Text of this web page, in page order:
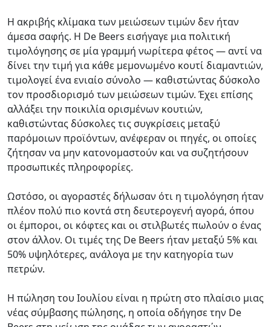
Η ακριβής κλίμακα των μειώσεων τιμών δεν ήταν
άμεσα σαφής. Η De Beers εισήγαγε μια πολιτική
τιμολόγησης σε μία γραμμή νωρίτερα φέτος — αντί να
δίνει την τιμή για κάθε μεμονωμένο κουτί διαμαντιών,
τιμολογεί ένα ενιαίο σύνολο — καθιστώντας δύσκολο
τον προσδιορισμό των μειώσεων τιμών. Έχει επίσης
αλλάξει την ποικιλία ορισμένων κουτιών,
καθιστώντας δύσκολες τις συγκρίσεις μεταξύ
παρόμοιων προϊόντων, ανέφεραν οι πηγές, οι οποίες
ζήτησαν να μην κατονομαστούν και να συζητήσουν
προσωπικές πληροφορίες.
Ωστόσο, οι αγοραστές δήλωσαν ότι η τιμολόγηση ήταν
πλέον πολύ πιο κοντά στη δευτερογενή αγορά, όπου
οι έμποροι, οι κόφτες και οι στιλβωτές πωλούν ο ένας
στον άλλον. Οι τιμές της De Beers ήταν μεταξύ 5% και
50% υψηλότερες, ανάλογα με την κατηγορία των
πετρών.
Η πώληση του Ιουλίου είναι η πρώτη στο πλαίσιο μιας
νέας σύμβασης πώλησης, η οποία οδήγησε την De